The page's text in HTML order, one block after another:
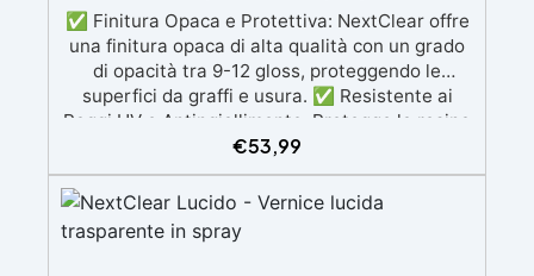
✅ Finitura Opaca e Protettiva: NextClear offre
una finitura opaca di alta qualità con un grado
di opacità tra 9-12 gloss, proteggendo le
superfici da graffi e usura. ✅ Resistente ai
Raggi UV e Antingiallimento: Protegge la resina
e il legno dai danni dei raggi UV e previene
l’ingiallimento, mantenendo la trasparenza nel
tempo. ✅ Facile Applicazione: Viene fornito in
formato spray e si applica facilmente con 2
mani leggere, a distanza di 2-3 ore l'una
€53,99